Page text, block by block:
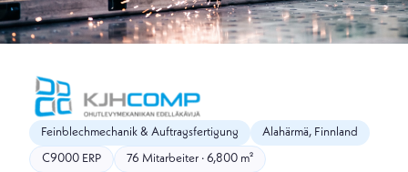
Feinblechmechanik & Auftragsfertigung Alahärmä, Finnland
C9000 ERP 76 Mitarbeiter · 6,800 m²